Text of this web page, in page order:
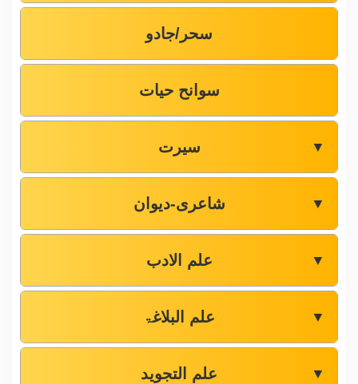
سحر/جادو
سوانح حیات
سیرت ▼
شاعری-دیوان ▼
علم الادب ▼
علم البلاغۃ ▼
علم التجوید ▼